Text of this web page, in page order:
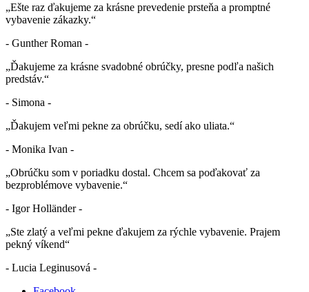
„Ešte raz ďakujeme za krásne prevedenie prsteňa a promptné
vybavenie zákazky.“
- Gunther Roman -
„Ďakujeme za krásne svadobné obrúčky, presne podľa našich
predstáv.“
- Simona -
„Ďakujem veľmi pekne za obrúčku, sedí ako uliata.“
- Monika Ivan -
„Obrúčku som v poriadku dostal. Chcem sa poďakovať za
bezproblémove vybavenie.“
- Igor Holländer -
„Ste zlatý a veľmi pekne ďakujem za rýchle vybavenie. Prajem
pekný víkend“
- Lucia Leginusová -